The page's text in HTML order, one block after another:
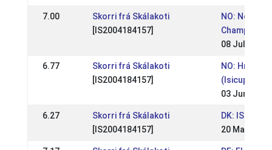
7.00
Skorri frá Skálakoti
[IS2004184157]
NO:
08 Jul 2012
6.77
Skorri frá Skálakoti
[IS2004184157]
NO:
(Isicup)
03 Jun 2012
6.27
Skorri frá Skálakoti
[IS2004184157]
DK: ISICUP
20 May 2012